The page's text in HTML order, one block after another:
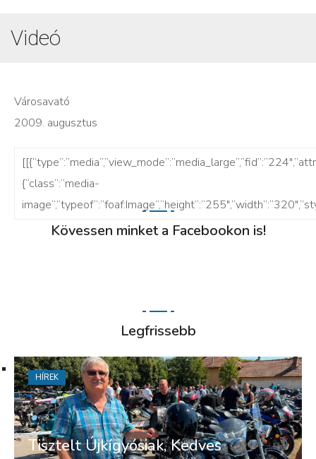
Videó
Városavató
2009. augusztus
{“class”:”media-
Kövessen minket a Facebookon is!
Legfrissebb
Tisztelt Újkígyósiak, Kedves
HÍREK